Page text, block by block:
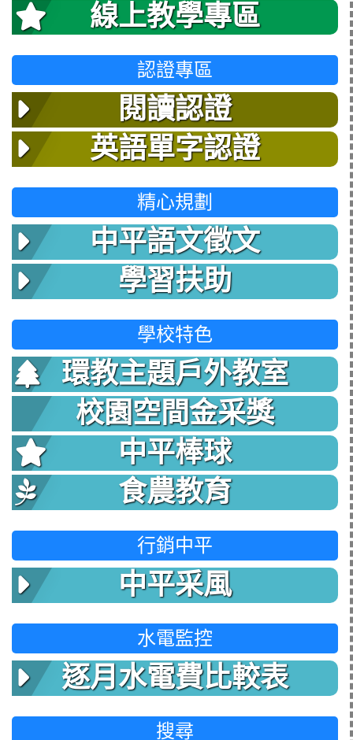
線上教學專區
認證專區
閱讀認證
英語單字認證
精心規劃
中平語文徵文
學習扶助
學校特色
環教主題戶外教室
校園空間金采獎
中平棒球
食農教育
行銷中平
中平采風
水電監控
逐月水電費比較表
搜尋